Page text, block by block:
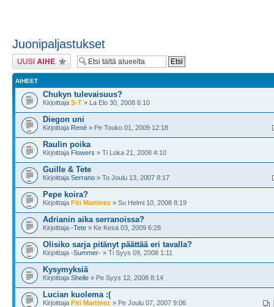
Juonipaljastukset
Lähetä uusi viesti
AIHEET
Chukyn tulevaisuus?
Kirjoittaja S-T » La Elo 30, 2008 6:10
Diegon uni
Kirjoittaja René » Pe Touko 01, 2009 12:18
Raulin poika
Kirjoittaja Flowers » Ti Loka 21, 2008 4:10
Guille & Tete
Kirjoittaja Serrano » To Joulu 13, 2007 8:17
Pepe koira?
Kirjoittaja Fiti Martinez » Su Helmi 10, 2008 8:19
Adrianin aika serranoissa?
Kirjoittaja -Tete » Ke Kesä 03, 2009 6:28
Olisiko sarja pitänyt päättää eri tavalla?
Kirjoittaja -Summer- » Ti Syys 09, 2008 1:11
Kysymyksiä
Kirjoittaja Shelle » Pe Syys 12, 2008 8:14
Lucian kuolema :(
Kirjoittaja Fiti Martinez » Pe Joulu 07, 2007 9:06